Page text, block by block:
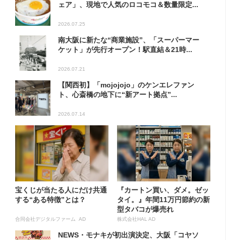
ェア」、現地で人気のロコモコ＆数量限定...
2026.07.25
南大阪に新たな“商業施設”、「スーパーマー
ケット」が先行オープン！駅直結＆21時...
2026.07.21
【関西初】「mojojojo」のケンエレファン
ト、心斎橋の地下に“新アート拠点”...
2026.07.14
宝くじが当たる人にだけ共通
する“ある特徴”とは？
合同会社デジタルファーム AD
『カートン買い、ダメ。ゼッ
タイ。』年間11万円節約の新
型タバコが爆売れ
株式会社HAL AD
NEWS・モナキが初出演決定、大阪「コヤソ